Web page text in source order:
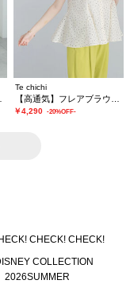
Te chichi
￥4,290 -20%OFF-